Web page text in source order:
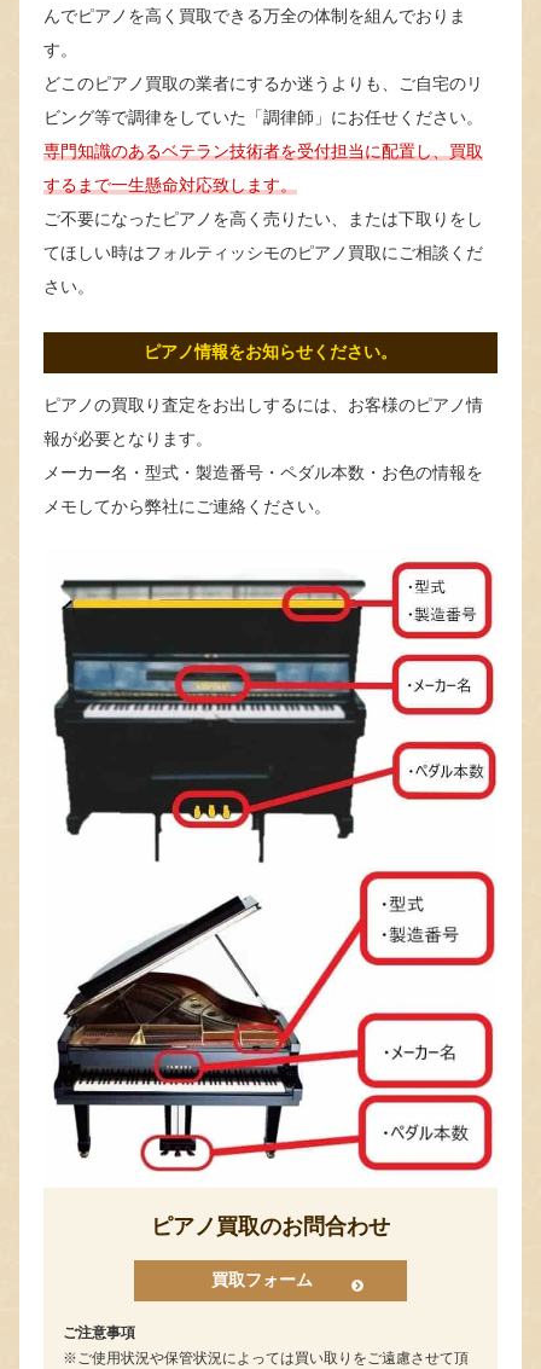
んでピアノを高く買取できる万全の体制を組んでおりま
す。
どこのピアノ買取の業者にするか迷うよりも、ご自宅のリ
ビング等で調律をしていた「調律師」にお任せください。
専門知識のあるベテラン技術者を受付担当に配置し、買取
するまで一生懸命対応致します。
ご不要になったピアノを高く売りたい、または下取りをし
てほしい時はフォルティッシモのピアノ買取にご相談くだ
さい。
ピアノ情報をお知らせください。
ピアノの買取り査定をお出しするには、お客様のピアノ情
報が必要となります。
メーカー名・型式・製造番号・ペダル本数・お色の情報を
メモしてから弊社にご連絡ください。
ピアノ買取のお問合わせ
買取フォーム
ご注意事項
ご使用状況や保管状況によっては買い取りをご遠慮させて頂